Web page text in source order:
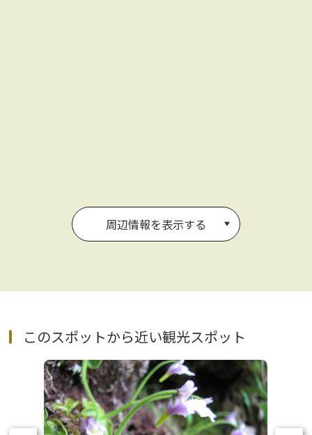
周辺情報を表示する
このスポットから近い観光スポット